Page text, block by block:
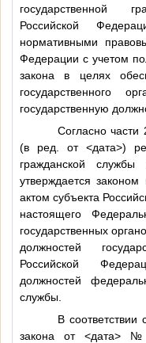
государственной
Российской
нормативными
Федерации с учетом
закона в целях
государственного
государственную
Согласно части
(в ред. от <дата>)
гражданской службы
утверждается
актом субъекта
настоящего
государственных
должностей
Российской
должностей
службы.
В соответствии
закона от <дата>№